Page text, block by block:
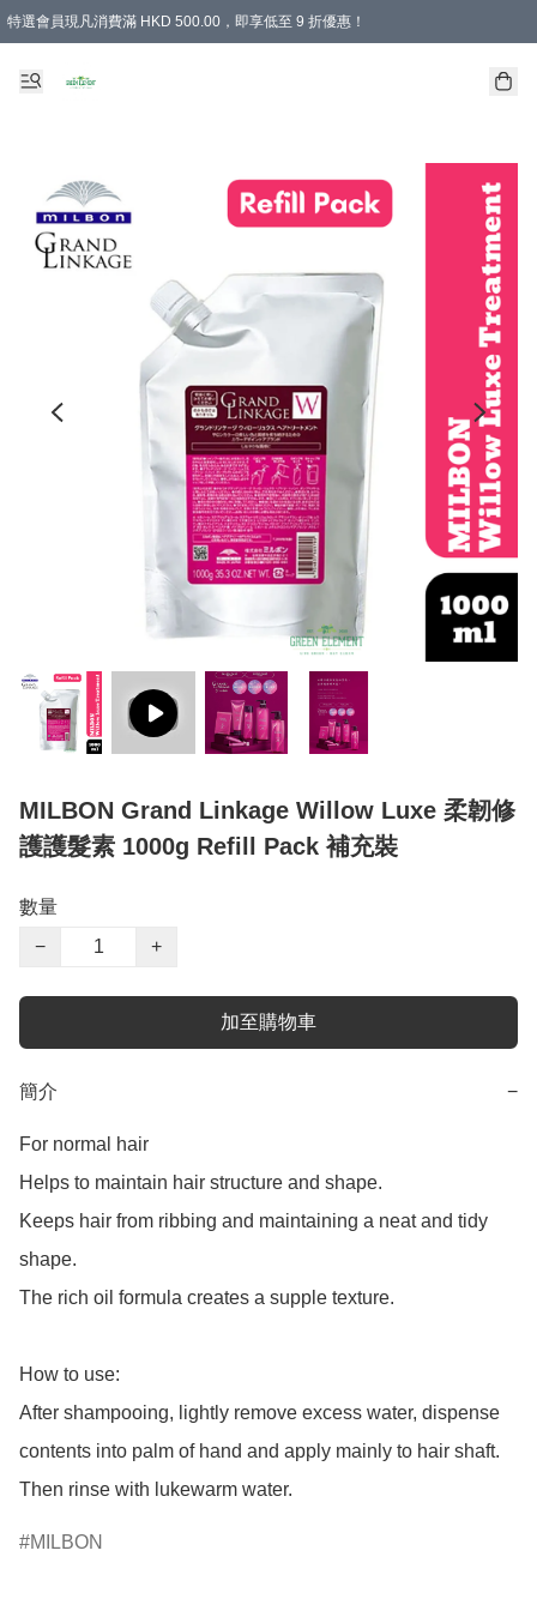
特選會員現凡消費滿 HKD 500.00，即享低至 9 折優惠！
MILBON Grand Linkage Willow Luxe 柔韌修
護護髮素 1000g Refill Pack 補充裝
數量
−
+
加至購物車
簡介 −
For normal hair
Helps to maintain hair structure and shape.
Keeps hair from ribbing and maintaining a neat and tidy
shape.
The rich oil formula creates a supple texture.
How to use:
After shampooing, lightly remove excess water, dispense
contents into palm of hand and apply mainly to hair shaft.
Then rinse with lukewarm water.
MILBON